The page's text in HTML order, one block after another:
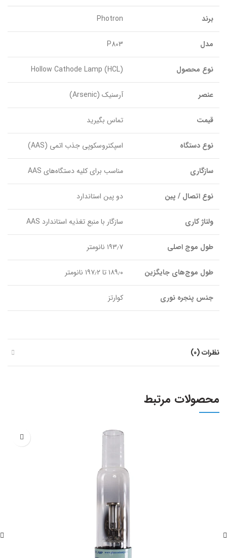
برند Photron
مدل P803
نوع محصول Hollow Cathode Lamp (HCL)
عنصر آرسنیک (Arsenic)
قیمت تماس بگیرید
نوع دستگاه اسپکتروسکوپی جذب اتمی (AAS)
سازگاری مناسب برای کلیه دستگاه‌های AAS
نوع اتصال / پین دو پین استاندارد
ولتاژ کاری سازگار با منبع تغذیه استاندارد AAS
طول موج اصلی ۱۹۳٫۷ نانومتر
طول موج‌های جایگزین ۱۸۹٫۰ تا ۱۹۷٫۲ نانومتر
جنس پنجره نوری کوارتز
نظرات (0)
محصولات مرتبط